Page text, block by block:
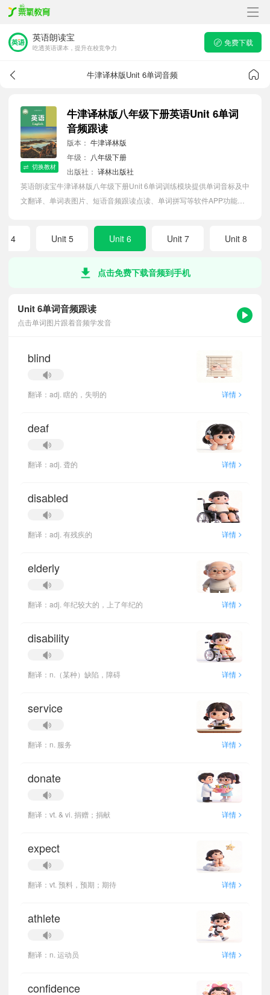
英语朗读宝
吃透英语课本，提升在校竞争力
免费下载
牛津译林版Unit 6单词音频
切换教材
牛津译林版八年级下册英语Unit 6单词
音频跟读
版本： 牛津译林版
年级： 八年级下册
出版社： 译林出版社
英语朗读宝牛津译林版八年级下册Unit 6单词训练模块提供单词音标及中
文翻译、单词表图片、短语音频跟读点读、单词拼写等软件APP功能，
4 Unit 5 Unit 6 Unit 7 Unit 8
点击免费下载音频到手机
Unit 6单词音频跟读
点击单词图片跟着音频学发音
blind
翻译：adj. 瞎的，失明的 详情 >
deaf
翻译：adj. 聋的 详情 >
disabled
翻译：adj. 有残疾的 详情 >
elderly
翻译：adj. 年纪较大的，上了年纪的 详情 >
disability
翻译：n.（某种）缺陷，障碍 详情 >
service
翻译：n. 服务 详情 >
donate
翻译：vt. & vi. 捐赠；捐献 详情 >
expect
翻译：vt. 预料，预期；期待 详情 >
athlete
翻译：n. 运动员 详情 >
confidence